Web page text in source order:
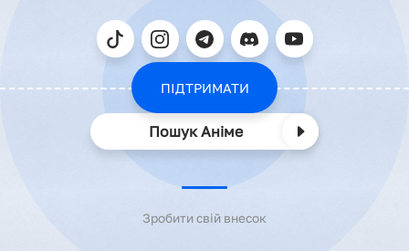
ПІДТРИМАТИ
Пошук Аніме
Зробити свій внесок